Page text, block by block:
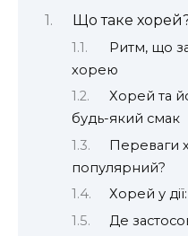
Що таке
Ритм, що
хорею
Хорей та
будь-який смак
Переваги
популярний?
Хорей у
Де